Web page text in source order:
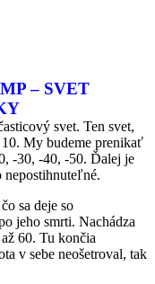
– SVET
svet. Ten svet,
My budeme prenikať
-30, -40, -50. Ďalej je
nepostihnuteľné.
sa deje so
jeho smrti. Nachádza
60. Tu končia
v sebe neošetroval, tak